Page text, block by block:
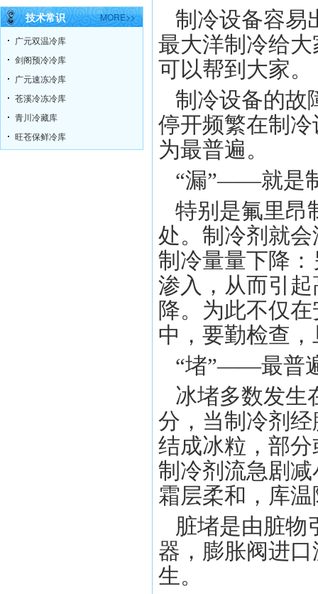
MORE>>
技术常识
广元双温冷库
剑阁预冷冷库
广元速冻冷库
苍溪冷冻冷库
青川冷藏库
旺苍保鲜冷库
制冷设备容易
最大洋制冷给
可以帮到大
制冷设备的
停开频繁在制
为最普遍。
“漏”——就是
特别是氟里昂
处。制冷剂就
制冷量量下降
渗入，从而引
降。为此不仅
中，要勤检查
“堵”——最
冰堵多数发生
分，当制冷剂
结成冰粒，部
制冷剂流急剧
霜层柔和，
脏堵是由脏物
器，膨胀阀进
生。